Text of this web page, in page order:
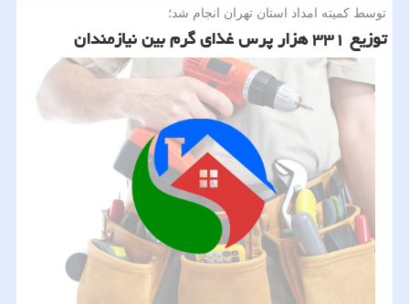
توسط كمیته امداد استان تهران انجام شد؛
توزیع ۳۳۱ هزار پرس غذای گرم بین نیازمندان